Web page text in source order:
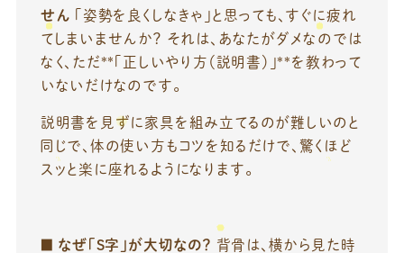
せん 「姿勢を良くしなきゃ」と思っても、すぐに疲れ
てしまいませんか？ それは、あなたがダメなのでは
なく、ただ**「正しいやり方（説明書）」**を教わって
いないだけなのです。
説明書を見ずに家具を組み立てるのが難しいのと
同じで、体の使い方もコツを知るだけで、驚くほど
スッと楽に座れるようになります。
■ なぜ「S字」が大切なの？ 背骨は、横から見た時